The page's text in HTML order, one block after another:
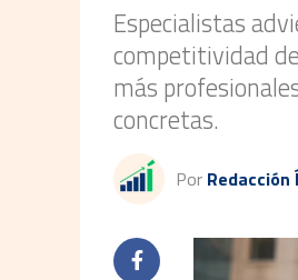
Especialistas
competitividad
más
concretas.
Por Redacción